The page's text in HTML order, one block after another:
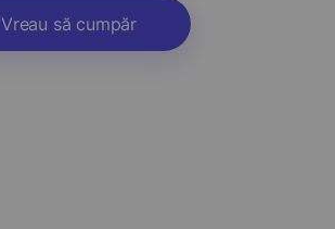
Vreau să cumpăr